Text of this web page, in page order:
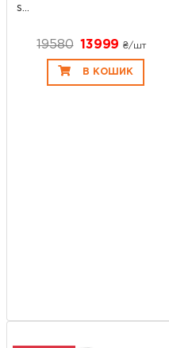
s...
19580 13999₴/шт
В КОШИК